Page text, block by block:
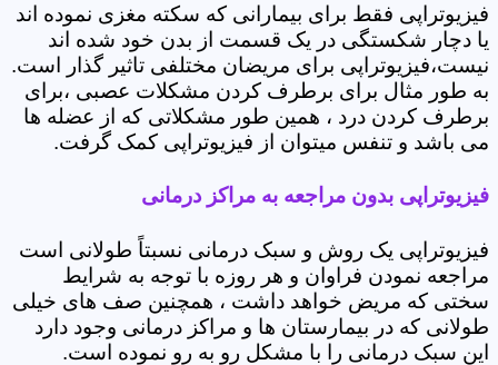
فیزیوتراپی فقط برای بیمارانی که سکته مغزی نموده اند
یا دچار شکستگی در یک قسمت از بدن خود شده اند
نیست،فیزیوتراپی برای مریضان مختلفی تاثیر گذار است.
به طور مثال برای برطرف کردن مشکلات عصبی ،برای
برطرف کردن درد ، همین طور مشکلاتی که از عضله ها
می باشد و تنفس میتوان از فیزیوتراپی کمک گرفت.
فیزیوتراپی بدون مراجعه به مراکز درمانی
فیزیوتراپی یک روش و سبک درمانی نسبتاً طولانی است
مراجعه نمودن فراوان و هر روزه با توجه به شرایط
سختی که مریض خواهد داشت ، همچنین صف های خیلی
طولانی که در بیمارستان ها و مراکز درمانی وجود دارد
این سبک درمانی را با مشکل رو به رو نموده است.